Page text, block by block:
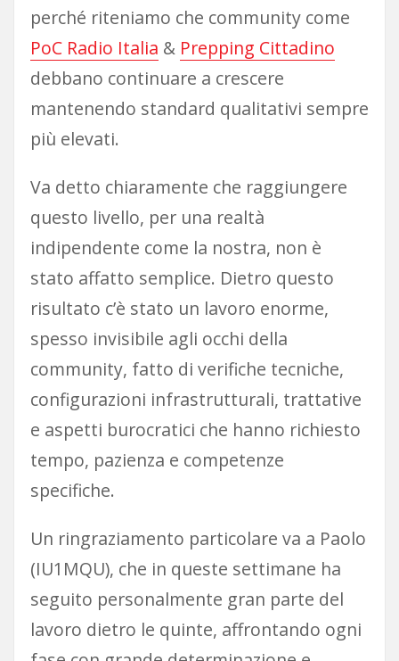
perché riteniamo che community come
PoC Radio Italia & Prepping Cittadino
debbano continuare a crescere
mantenendo standard qualitativi sempre
più elevati.
Va detto chiaramente che raggiungere
questo livello, per una realtà
indipendente come la nostra, non è
stato affatto semplice. Dietro questo
risultato c’è stato un lavoro enorme,
spesso invisibile agli occhi della
community, fatto di verifiche tecniche,
configurazioni infrastrutturali, trattative
e aspetti burocratici che hanno richiesto
tempo, pazienza e competenze
specifiche.
Un ringraziamento particolare va a Paolo
(IU1MQU), che in queste settimane ha
seguito personalmente gran parte del
lavoro dietro le quinte, affrontando ogni